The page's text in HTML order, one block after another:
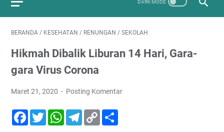
BERANDA / KESEHATAN / RENUNGAN / SEKOLAH
Hikmah Dibalik Liburan 14 Hari, Gara-
gara Virus Corona
Maret 21, 2020 Posting Komentar
F
a
T
w
W
T
C